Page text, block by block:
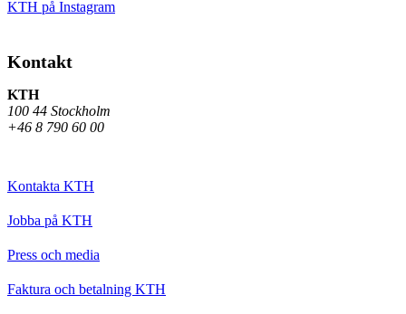
KTH på Instagram
Kontakt
KTH
100 44 Stockholm
+46 8 790 60 00
Kontakta KTH
Jobba på KTH
Press och media
Faktura och betalning KTH